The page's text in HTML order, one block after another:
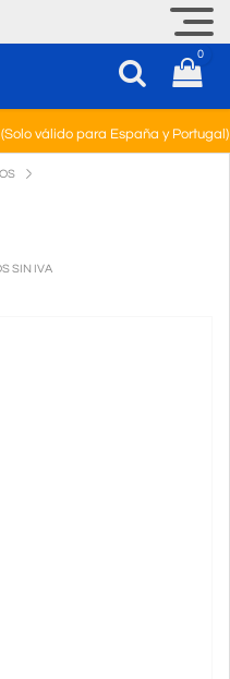
0
(Solo válido para España y Portugal)
SIN IVA